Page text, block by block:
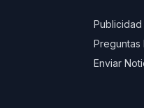
Publicidad
Preguntas
Enviar